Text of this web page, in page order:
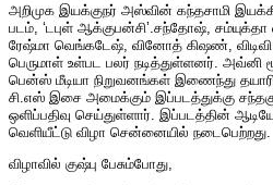
அறி​முக இயக்​குநர் அஸ்​வின் கந்​த​சாமி
படம், ‘டபுள் ஆக்​குபன்​சி’.சந்​தோஷ், சம்​யுக்தா
ரேஷ்மா வெங்​கடேஷ், வினோத் கிஷண்,
பெரு​மாள் உள்பட பலர் நடித்​துள்​ளனர். அவ்னி
பென்ஸ் மீடியா நிறுவனங்கள் இணைந்து
சி.எஸ் இசை அமைக்​கும் இப்​படத்​துக்கு
ஒளிப்​ப​திவு செய்​துள்​ளார். இப்​படத்​தின்
வெளி​யீட்டு விழா சென்​னை​யில் நடை​பெற்​றது.
விழா​வில் குஷ்பு பேசும்போது,